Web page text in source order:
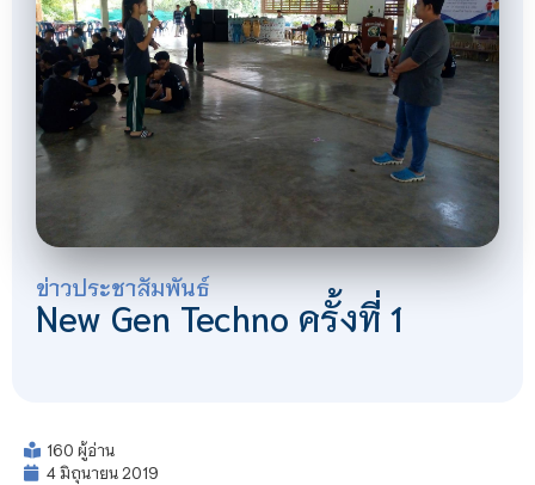
ข่าวประชาสัมพันธ์
New Gen Techno ครั้งที่ 1
160 ผู้อ่าน
4 มิถุนายน 2019